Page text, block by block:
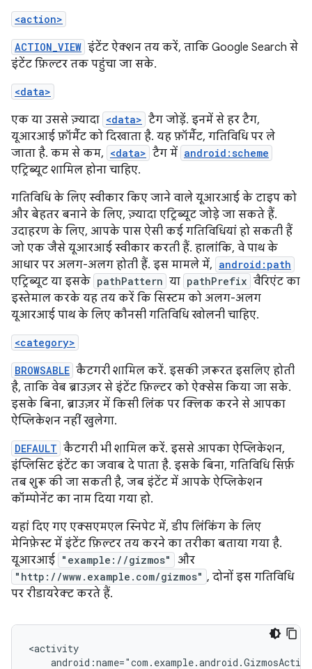
<action>
ACTION_VIEW इंटेंट ऐक्शन तय करें, ताकि Google Search से
इंटेंट फ़िल्टर तक पहुंचा जा सके.
<data>
एक या उससे ज़्यादा <data> टैग जोड़ें. इनमें से हर टैग,
यूआरआई फ़ॉर्मैट को दिखाता है. यह फ़ॉर्मैट, गतिविधि पर ले
जाता है. कम से कम, <data> टैग में android:scheme
एट्रिब्यूट शामिल होना चाहिए.
गतिविधि के लिए स्वीकार किए जाने वाले यूआरआई के टाइप को
और बेहतर बनाने के लिए, ज़्यादा एट्रिब्यूट जोड़े जा सकते हैं.
उदाहरण के लिए, आपके पास ऐसी कई गतिविधियां हो सकती हैं
जो एक जैसे यूआरआई स्वीकार करती हैं. हालांकि, वे पाथ के
आधार पर अलग-अलग होती हैं. इस मामले में, android:path
एट्रिब्यूट या इसके pathPattern या pathPrefix वैरिएंट का
इस्तेमाल करके यह तय करें कि सिस्टम को अलग-अलग
यूआरआई पाथ के लिए कौनसी गतिविधि खोलनी चाहिए.
<category>
BROWSABLE कैटगरी शामिल करें. इसकी ज़रूरत इसलिए होती
है, ताकि वेब ब्राउज़र से इंटेंट फ़िल्टर को ऐक्सेस किया जा सके.
इसके बिना, ब्राउज़र में किसी लिंक पर क्लिक करने से आपका
ऐप्लिकेशन नहीं खुलेगा.
DEFAULT कैटगरी भी शामिल करें. इससे आपका ऐप्लिकेशन,
इंप्लिसिट इंटेंट का जवाब दे पाता है. इसके बिना, गतिविधि सिर्फ़
तब शुरू की जा सकती है, जब इंटेंट में आपके ऐप्लिकेशन
कॉम्पोनेंट का नाम दिया गया हो.
यहां दिए गए एक्सएमएल स्निपेट में, डीप लिंकिंग के लिए
मेनिफ़ेस्ट में इंटेंट फ़िल्टर तय करने का तरीका बताया गया है.
यूआरआई "example://gizmos" और
"http://www.example.com/gizmos" , दोनों इस गतिविधि
पर रीडायरेक्ट करते हैं.